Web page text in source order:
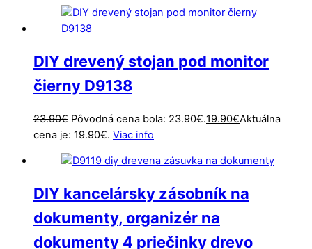
DIY drevený stojan pod monitor
čierny D9138
23.90€ Pôvodná cena bola: 23.90€.19.90€Aktuálna
cena je: 19.90€. Viac info
DIY kancelársky zásobník na
dokumenty, organizér na
dokumenty 4 priečinky drevo